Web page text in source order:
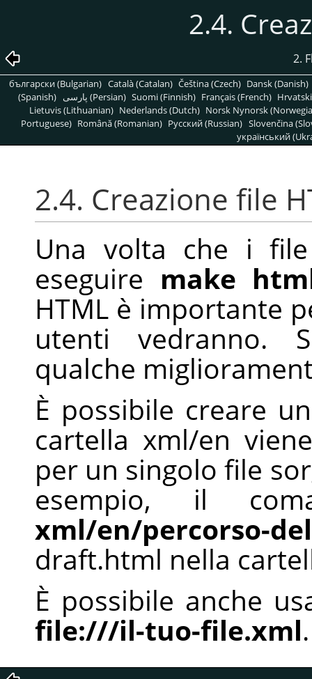
2.4.
2.
български (Bulgarian) Català (Catalan) Čeština (Czech) Dansk (Danish)
(Spanish)
پارسی (Persian) Suomi (Finnish) Français (French)
Lietuvis (Lithuanian) Nederlands (Dutch) Norsk Nynorsk
Portuguese) Română (Romanian) Pусский (Russian) Slovenčina
український
2.4. Creazione file
Una volta che i
eseguire make
HTML è importante
utenti vedranno.
qualche
È possibile creare
cartella xml/en
per un singolo file
esempio, il
xml/en/percorso-
draft.html nella
È possibile anche
file:///il-tuo-file.xml.